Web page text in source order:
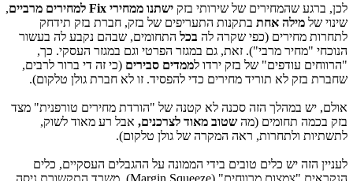
לכן, ברגע שהמחירים של שירותי בזק ישתנו ממחירי Fix למחירים מרביים
,
שינוי של מילה אחת בתקנות התעריפים של בזק, חברת בזק תידחק
לתחרות מחירים (כפי שקרה לה בכל התחומים, שבהם נקבע לה בעשור
הנוכחי "מחיר מרבי"). זאת, גם במגזר הפרטי וגם במגזר העסקי. כך,
"הרווחים עודפים" של בזק ירדו לממדים סבירים (כי זה די ברור לרבים,
שחברת בזק לא תוריד מחירים כדי להפסיד. זו לא חברת גולן טלקום).
אולם, יש במהלך הזה סכנה לא קטנה של "הורדת מחירים טורפנית" מצד
בזק בכמה תחומים (מה שטוב מאוד לצרכנים, אבל רע מאוד לשוק,
לתשתיות ולתחרות, ראה המקרה של גולן טלקום).
לעניין הזה יש כלים טובים בידי הממונה על ההגבלים העסקיים, כלים
הנקראים "צמצום מרווחים" (Margin Squeeze). משרד התקשורת ניסה